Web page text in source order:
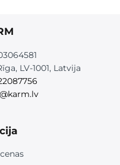
LV-1001, Latvija